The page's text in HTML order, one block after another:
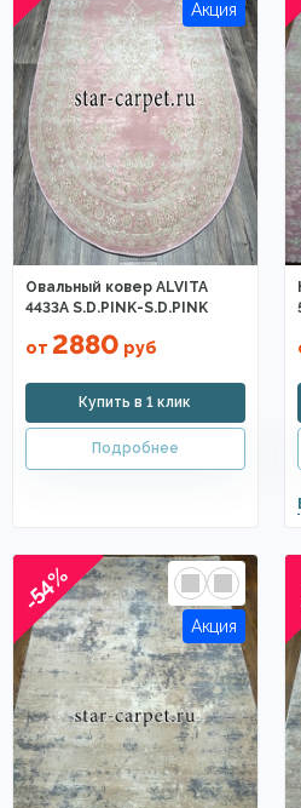
Овальный ковер ALVITA
4433A S.D.PINK-S.D.PINK
от 2880 руб
-54%